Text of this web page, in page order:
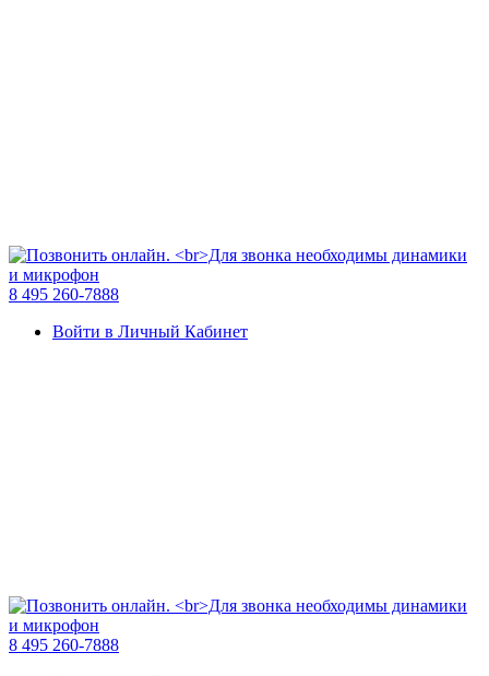
8 495 260-7888
Войти в Личный Кабинет
8 495 260-7888